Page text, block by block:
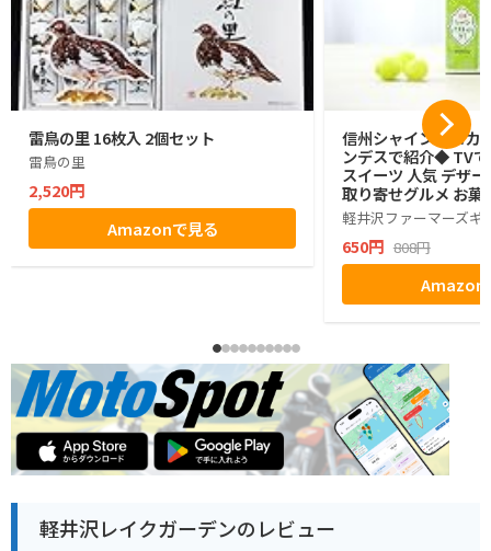
雷鳥の里 16枚入 2個セット
雷鳥の里
2,520円
Amazonで見る
信州シャインマスカ
ンデスで紹介◆ TV
スイーツ 人気 デザ
取り寄せグルメ お菓
グミ ぶどう シャイ
ゼント ギフト お土
小分け ばらまき バ
生活 ハロウィン 母
お返し かわいい き
マーズギフト
軽井沢ファーマーズギ
650円 808円
Amazon
軽井沢レイクガーデンのレビュー